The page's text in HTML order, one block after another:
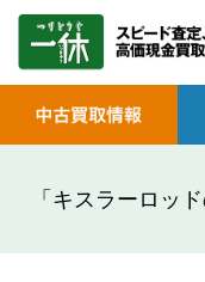
「キスラーロッ